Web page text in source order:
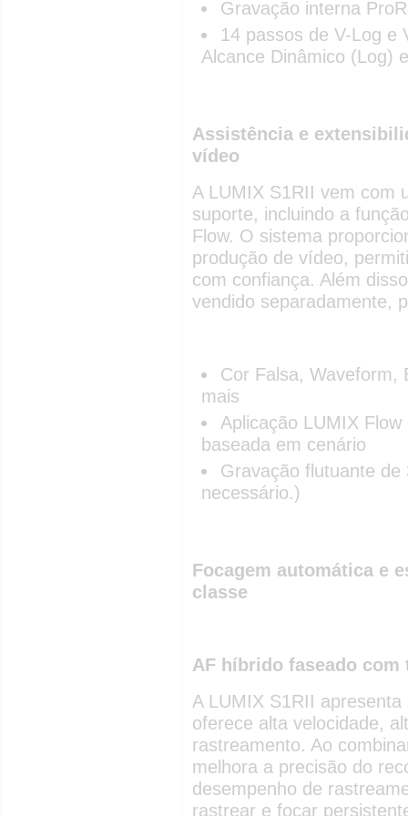
Gravação interna
14 passos de V-Log e
Alcance Dinâmico (Log)
Assistência e
vídeo
A LUMIX S1RII vem com
suporte, incluindo a
Flow. O sistema
produção de vídeo,
com confiança. Além
vendido separadamente,
Cor Falsa, Waveform,
mais
Aplicação LUMIX
baseada em cenário
Gravação flutuante
necessário.)
Focagem automática e
classe
AF híbrido faseado com
A LUMIX S1RII
oferece alta velocidade,
rastreamento. Ao
melhora a precisão do
desempenho de
rastrear e focar